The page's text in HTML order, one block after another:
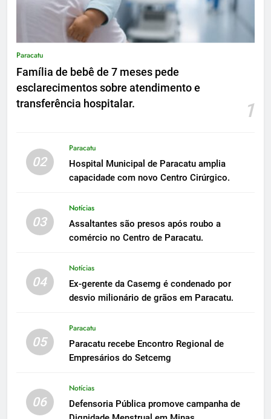
Paracatu
Família de bebê de 7 meses pede
esclarecimentos sobre atendimento e
transferência hospitalar.
1
02
Paracatu
Hospital Municipal de Paracatu amplia
capacidade com novo Centro Cirúrgico.
03
Notícias
Assaltantes são presos após roubo a
comércio no Centro de Paracatu.
04
Notícias
Ex-gerente da Casemg é condenado por
desvio milionário de grãos em Paracatu.
05
Paracatu
Paracatu recebe Encontro Regional de
Empresários do Setcemg
06
Notícias
Defensoria Pública promove campanha de